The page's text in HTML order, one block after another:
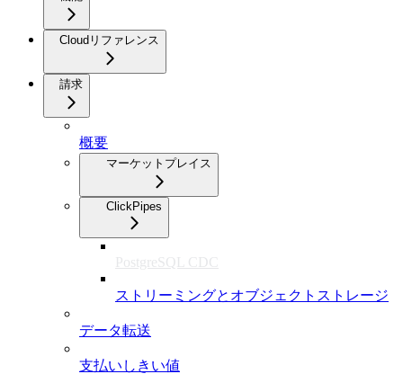
Cloudリファレンス
請求
概要
マーケットプレイス
ClickPipes
PostgreSQL CDC
ストリーミングとオブジェクトストレージ
データ転送
支払いしきい値